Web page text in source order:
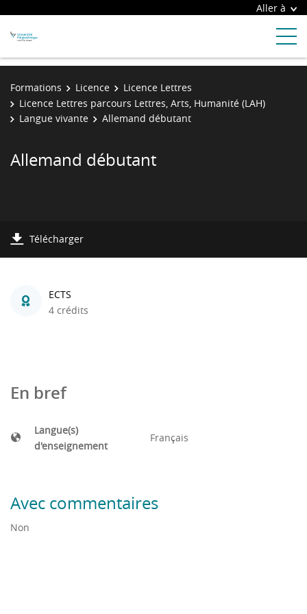
Aller à
Formations Licence
Licence Lettres
Licence Lettres parcours Lettres, Arts, Humanité (LAH)
Langue vivante
Allemand débutant
Allemand débutant
Télécharger
ECTS
4 crédits
En bref
Langue(s)
d'enseignement
Français
Avec commentaires
Non